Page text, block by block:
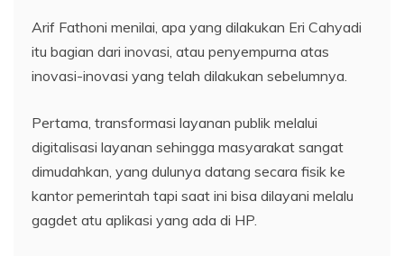
Arif Fathoni menilai, apa yang dilakukan Eri Cahyadi
itu bagian dari inovasi, atau penyempurna atas
inovasi-inovasi yang telah dilakukan sebelumnya.
Pertama, transformasi layanan publik melalui
digitalisasi layanan sehingga masyarakat sangat
dimudahkan, yang dulunya datang secara fisik ke
kantor pemerintah tapi saat ini bisa dilayani melalu
gagdet atu aplikasi yang ada di HP.